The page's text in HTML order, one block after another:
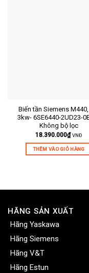
Biến tần Siemens M440,
3kw- 6SE6440-2UD23-
Không bộ lọc
18.390.000₫ VNĐ
THÊM VÀO GIỎ HÀNG
HÃNG SẢN XUẤT
Hãng Yaskawa
Hãng Siemens
Hãng V&T
Hãng Estun